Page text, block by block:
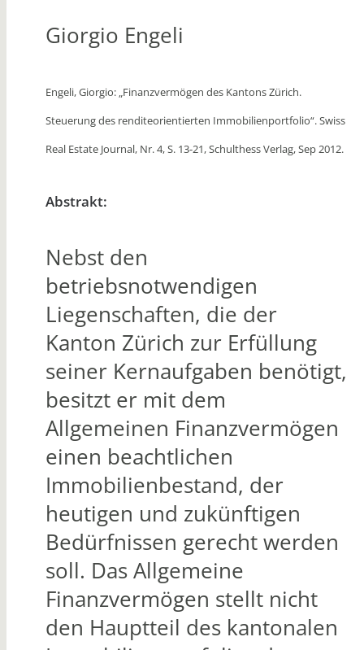
Giorgio Engeli
Engeli, Giorgio: „Finanzvermögen des Kantons Zürich.
Steuerung des renditeorientierten Immobilienportfolio“.Swiss
Real Estate Journal, Nr. 4, S. 13-21, Schulthess Verlag, Sep 2012.
Abstrakt:
Nebst den
betriebsnotwendigen
Liegenschaften, die der
Kanton Zürich zur Erfüllung
seiner Kernaufgaben benötigt,
besitzt er mit dem
Allgemeinen Finanzvermögen
einen beachtlichen
Immobilienbestand, der
heutigen und zukünftigen
Bedürfnissen gerecht werden
soll. Das Allgemeine
Finanzvermögen stellt nicht
den Hauptteil des kantonalen